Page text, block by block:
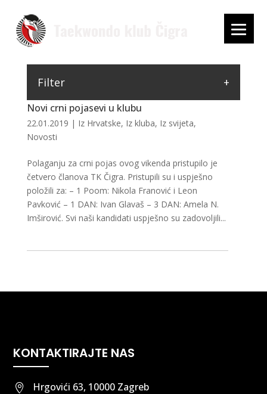
Novi crni pojasevi u klubu
22.01.2019 | Iz Hrvatske, Iz kluba, Iz svijeta,
Novosti
Polaganju za crni pojas ovog vikenda pristupilo je
četvero članova TK Čigra. Pristupili su i uspješno
položili za: – 1 Poom: Nikola Franović i Leon
Pavković – 1 DAN: Ivan Glavaš – 3 DAN: Amela N.
Imširović. Svi naši kandidati uspješno su zadovoljili...
Filter
KONTAKTIRAJTE NAS
 Hrgovići 63, 10000 Zagreb